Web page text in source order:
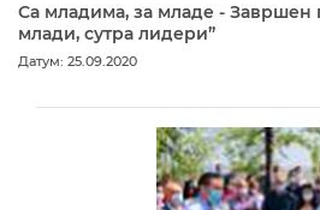
Са младима, за младе - Завршен
млади, сутра лидери”
Датум: 25.09.2020